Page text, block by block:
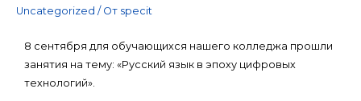
Uncategorized / От specit
8 сентября для обучающихся нашего колледжа прошли
занятия на тему: «Русский язык в эпоху цифровых
технологий».